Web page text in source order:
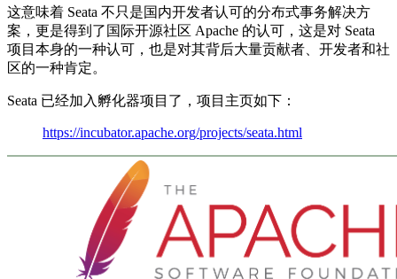
这意味着 Seata 不只是国内开发者认可的分布式事务解决方
案，更是得到了国际开源社区 Apache 的认可，这是对 Seata
项目本身的一种认可，也是对其背后大量贡献者、开发者和社
区的一种肯定。
Seata 已经加入孵化器项目了，项目主页如下：
https://incubator.apache.org/projects/seata.html